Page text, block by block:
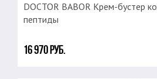
DOCTOR BABOR Крем-бустер
пептиды
16 970 руб.